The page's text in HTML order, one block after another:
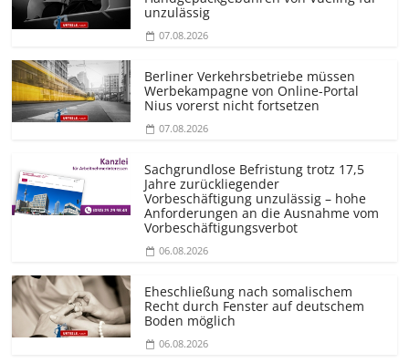
unzulässig
07.08.2026
Berliner Verkehrsbetriebe müssen
Werbekampagne von Online-Portal
Nius vorerst nicht fortsetzen
07.08.2026
Sachgrundlose Befristung trotz 17,5
Jahre zurückliegender
Vorbeschäftigung unzulässig – hohe
Anforderungen an die Ausnahme vom
Vorbeschäf­tigungsverbot
06.08.2026
Eheschließung nach somalischem
Recht durch Fenster auf deutschem
Boden möglich
06.08.2026